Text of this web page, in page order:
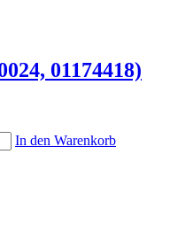
01174418)
In den Warenkorb